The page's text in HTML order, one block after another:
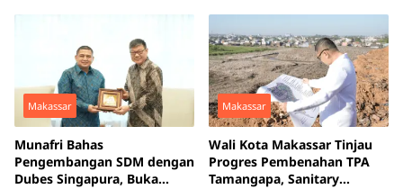
Makassar
Munafri Bahas
Pengembangan SDM dengan
Dubes Singapura, Buka
Makassar
Wali Kota Makassar Tinjau
Progres Pembenahan TPA
Tamangapa, Sanitary